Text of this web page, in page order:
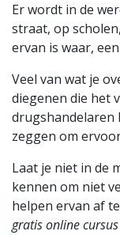
Er wordt in de
straat, op
ervan is waar,
Veel van wat je
diegenen die het
drugshandelaren
zeggen om
Laat je niet in de
kennen om niet
helpen ervan af
gratis online cursus